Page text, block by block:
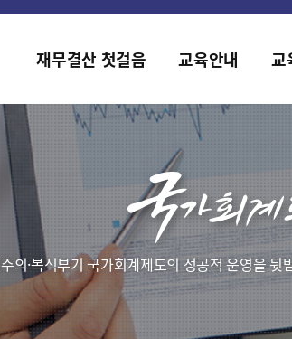
2019년도 국가회계 전문
재무결산 첫걸음 교육안내 교
의·복식부기 국가회계제도의 성공적 운영을